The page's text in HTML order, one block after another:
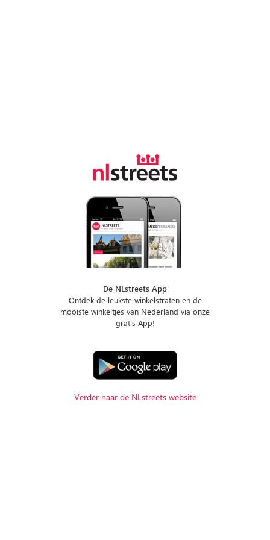
De NLstreets App
Ontdek de leukste winkelstraten en de
mooiste winkeltjes van Nederland via onze
gratis App!
Verder naar de NLstreets website